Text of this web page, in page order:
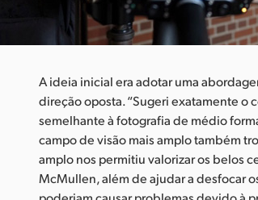
A ideia inicial era adotar uma
direção oposta. “Sugeri exatamente o
semelhante à fotografia de médio
campo de visão mais amplo também
amplo nos permitiu valorizar os belos
McMullen, além de ajudar a desfocar